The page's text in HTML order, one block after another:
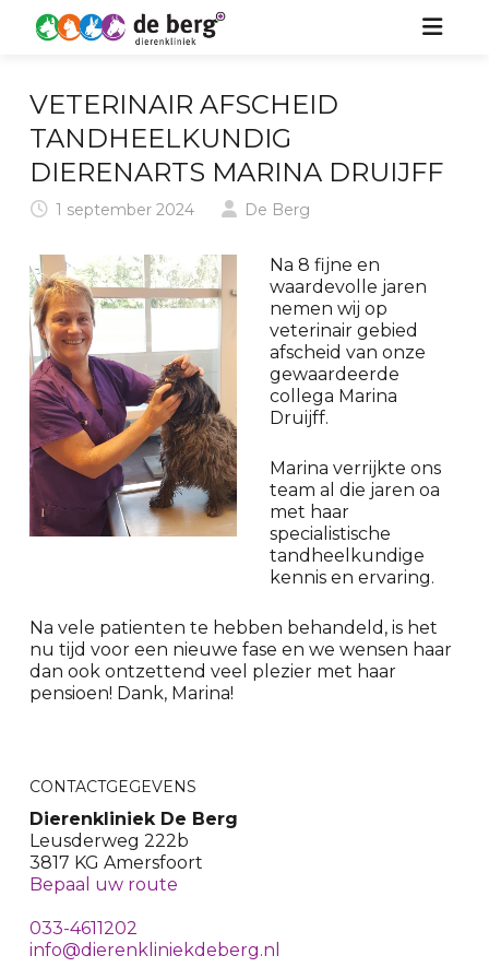
ZORG VOOR UW DIER
HOND
PAARD
KONIJN & KNAAGDIER
OVER ONS
NIEUWS
CONTACT
VETERINAIR AFSCHEID
TANDHEELKUNDIG
DIERENARTS MARINA DRUIJFF
1 september 2024 De Berg
Na 8 fijne en
waardevolle jaren
nemen wij op
veterinair gebied
afscheid van onze
gewaardeerde
collega Marina
Druijff.
Marina verrijkte ons
team al die jaren oa
met haar
specialistische
tandheelkundige
kennis en ervaring.
Na vele patienten te hebben behandeld, is het
nu tijd voor een nieuwe fase en we wensen haar
dan ook ontzettend veel plezier met haar
pensioen! Dank, Marina!
CONTACTGEGEVENS
Dierenkliniek De Berg
Leusderweg 222b
3817 KG Amersfoort
Bepaal uw route
033-4611202
info@dierenkliniekdeberg.nl